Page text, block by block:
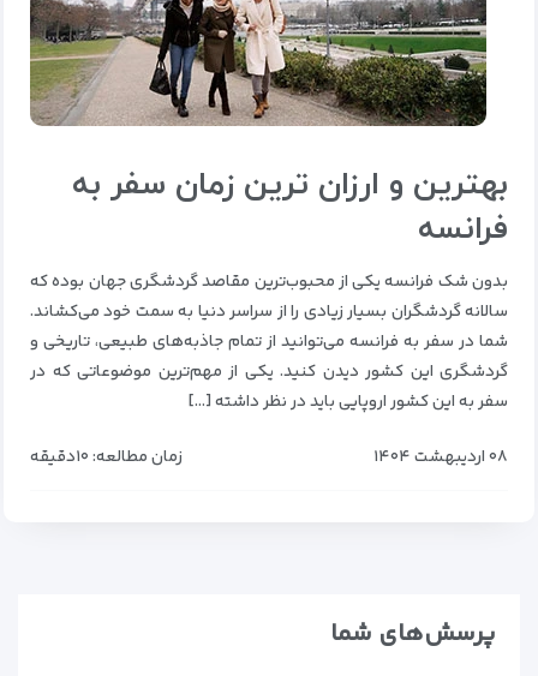
بهترین و ارزان ترین زمان سفر به
فرانسه
بدون شک فرانسه یکی از محبوب‌ترین مقاصد گردشگری جهان بوده که
سالانه گردشگران بسیار زیادی را از سراسر دنیا به سمت خود می‌کشاند.
شما در سفر به فرانسه می‌توانید از تمام جاذبه‌های طبیعی، تاریخی و
گردشگری این کشور دیدن کنید. یکی از مهم‌ترین موضوعاتی که در
سفر به این کشور اروپایی باید در نظر داشته […]
۰۸ اردیبهشت ۱۴۰۴ زمان مطالعه: ۱۰دقیقه
پرسش‌های شما